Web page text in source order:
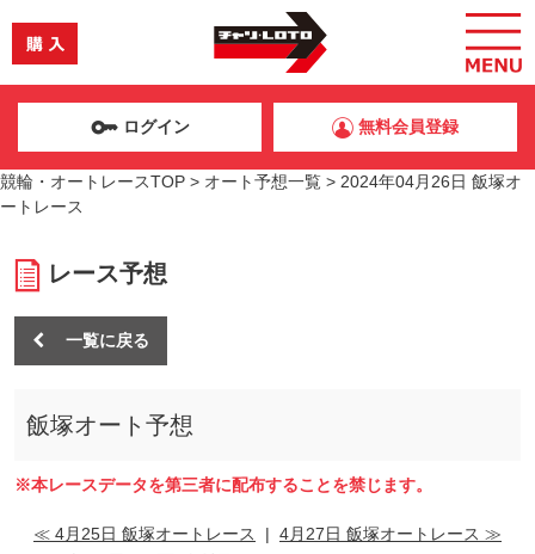
ログイン 無料会員登録
競輪・オートレースTOP > オート予想一覧 > 2024年04月26日 飯塚オ
ートレース
レース予想
一覧に戻る
飯塚オート予想
※本レースデータを第三者に配布することを禁じます。
≪ 4月25日 飯塚オートレース | 4月27日 飯塚オートレース ≫